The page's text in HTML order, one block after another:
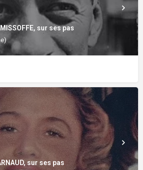
sur ses pas
sur ses pas